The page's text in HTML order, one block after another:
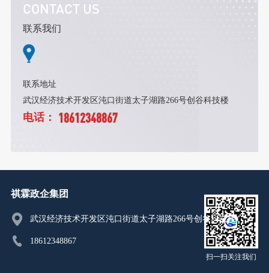
CONTACT US
联系我们
联系地址
武汉经济技术开发区沌口街道太子湖路266号创谷科技楼
电话： 18612348867
扫一扫关注我们
祺霖政企集团
武汉经济技术开发区沌口街道太子湖路266号创谷科技楼
18612348867